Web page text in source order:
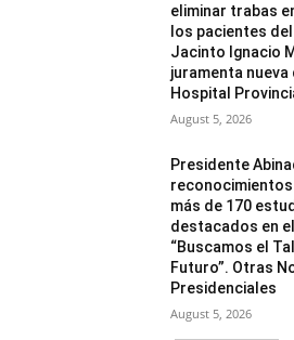
eliminar trabas
los pacientes
Jacinto Ignacio
juramenta
Hospital
August 5, 2026
Presidente
más de 170
destacados en
“Buscamos el
Futuro”. Otras
Presidenciales
August 5, 2026